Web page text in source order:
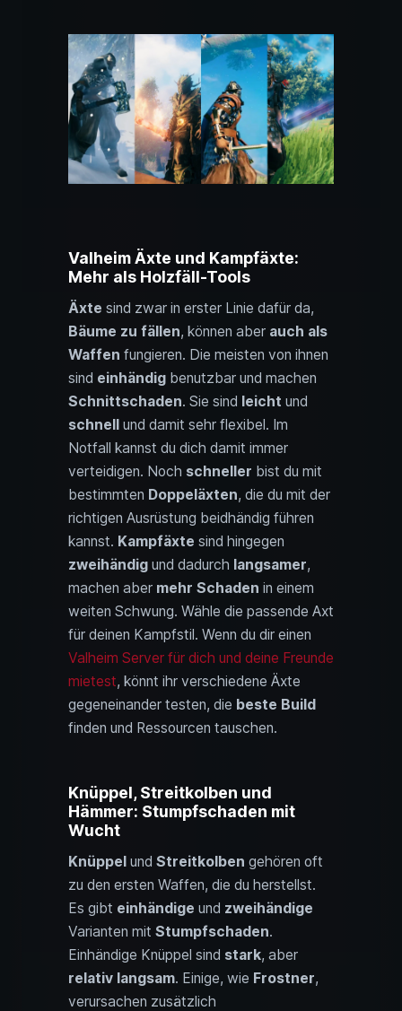
Valheim Äxte und Kampfäxte:
Mehr als Holzfäll-Tools
Äxte sind zwar in erster Linie dafür da,
Bäume zu fällen, können aber auch als
Waffen fungieren. Die meisten von ihnen
sind einhändig benutzbar und machen
Schnittschaden. Sie sind leicht und
schnell und damit sehr flexibel. Im
Notfall kannst du dich damit immer
verteidigen. Noch schneller bist du mit
bestimmten Doppeläxten, die du mit der
richtigen Ausrüstung beidhändig führen
kannst. Kampfäxte sind hingegen
zweihändig und dadurch langsamer,
machen aber mehr Schaden in einem
weiten Schwung. Wähle die passende Axt
für deinen Kampfstil. Wenn du dir einen
Valheim Server für dich und deine Freunde
mietest, könnt ihr verschiedene Äxte
gegeneinander testen, die beste Build
finden und Ressourcen tauschen.
Knüppel, Streitkolben und
Hämmer: Stumpfschaden mit
Wucht
Knüppel und Streitkolben gehören oft
zu den ersten Waffen, die du herstellst.
Es gibt einhändige und zweihändige
Varianten mit Stumpfschaden.
Einhändige Knüppel sind stark, aber
relativ langsam. Einige, wie Frostner,
verursachen zusätzlich